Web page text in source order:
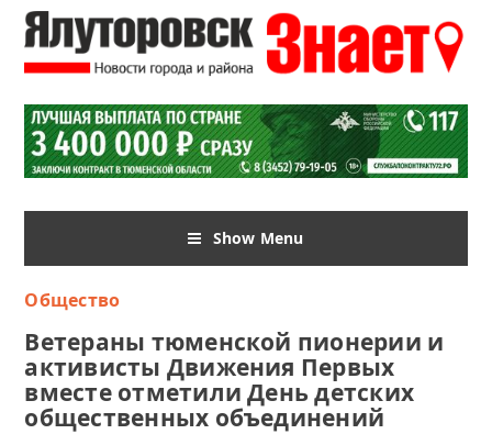
Show Menu
Общество
Ветераны тюменской пионерии и
активисты Движения Первых
вместе отметили День детских
общественных объединений